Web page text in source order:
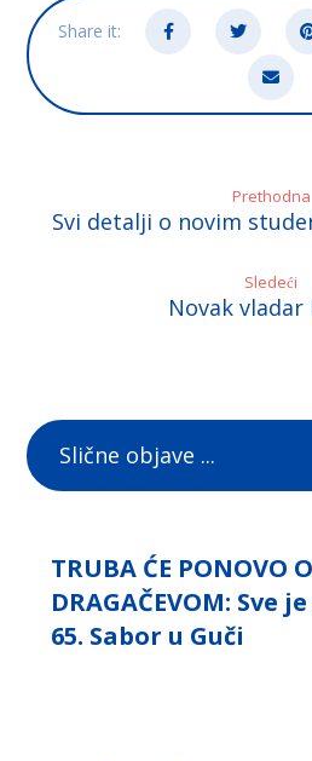
Prethodna
Svi detalji o novim
Sledeći
Novak vladar
Slične objave ...
TRUBA ĆE PONOVO
DRAGAČEVOM: Sve
65. Sabor u Guči